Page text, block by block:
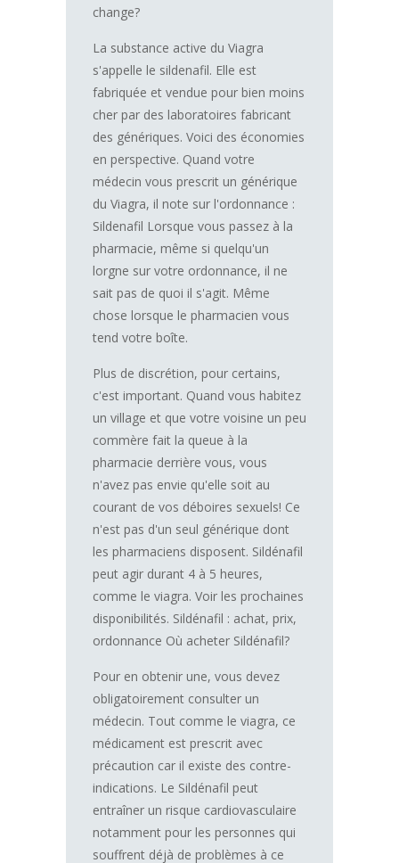
change?
La substance active du Viagra
s'appelle le sildenafil. Elle est
fabriquée et vendue pour bien moins
cher par des laboratoires fabricant
des génériques. Voici des économies
en perspective. Quand votre
médecin vous prescrit un générique
du Viagra, il note sur l'ordonnance :
Sildenafil Lorsque vous passez à la
pharmacie, même si quelqu'un
lorgne sur votre ordonnance, il ne
sait pas de quoi il s'agit. Même
chose lorsque le pharmacien vous
tend votre boîte.
Plus de discrétion, pour certains,
c'est important. Quand vous habitez
un village et que votre voisine un peu
commère fait la queue à la
pharmacie derrière vous, vous
n'avez pas envie qu'elle soit au
courant de vos déboires sexuels! Ce
n'est pas d'un seul générique dont
les pharmaciens disposent. Sildénafil
peut agir durant 4 à 5 heures,
comme le viagra. Voir les prochaines
disponibilités. Sildénafil : achat, prix,
ordonnance Où acheter Sildénafil?
Pour en obtenir une, vous devez
obligatoirement consulter un
médecin. Tout comme le viagra, ce
médicament est prescrit avec
précaution car il existe des contre-
indications. Le Sildénafil peut
entraîner un risque cardiovasculaire
notamment pour les personnes qui
souffrent déjà de problèmes à ce